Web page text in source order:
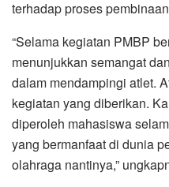
terhadap proses
“Selama kegiatan PMBP
menunjukkan semangat
dalam mendampingi atlet.
kegiatan yang diberikan.
diperoleh mahasiswa
yang bermanfaat di dunia
olahraga nantinya,”